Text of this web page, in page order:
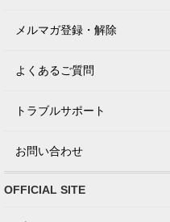
メルマガ登録・解除
よくあるご質問
トラブルサポート
お問い合わせ
OFFICIAL SITE